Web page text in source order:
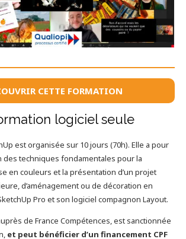
CETTE FORMATION
logiciel seule
est organisée sur 10 jours (70h). Elle a pour
des techniques fondamentales pour la
en couleurs et la présentation d’un projet
d’aménagement ou de décoration en
Pro et son logiciel compagnon Layout.
de France Compétences, est sanctionnée
et peut bénéficier d’un financement CPF